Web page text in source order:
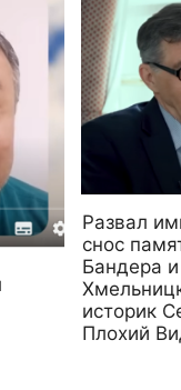
Развал
снос
Бандера и
историк
Плохий